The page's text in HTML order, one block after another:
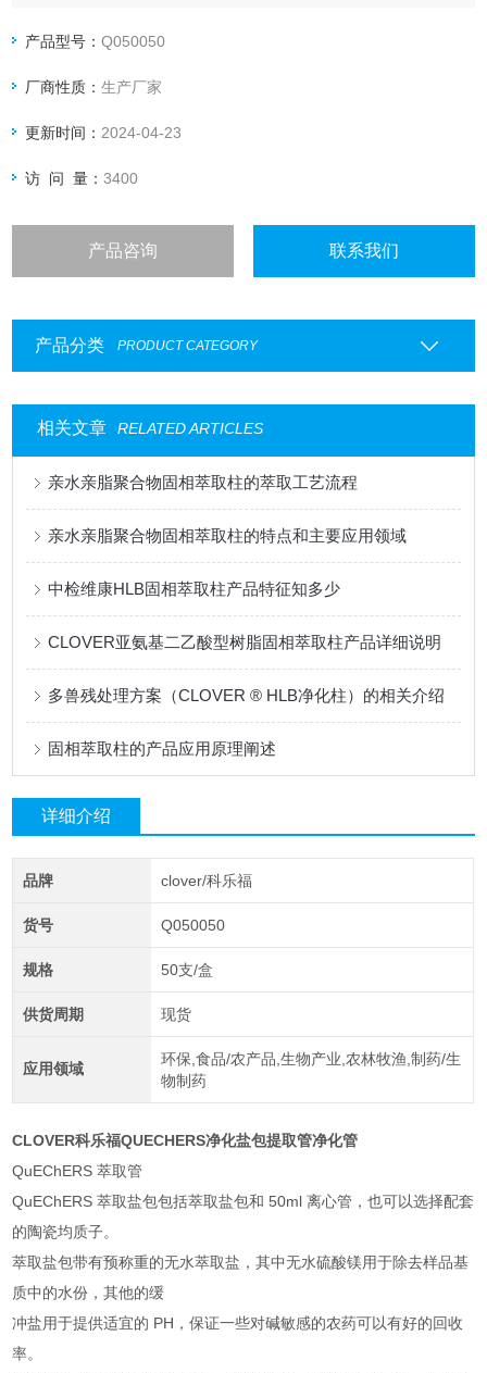
全自动化生产，避免人工称量误差。
产品型号：Q050050
厂商性质：生产厂家
更新时间： 2024-04-23
访 问 量：3400
产品咨询 联系我们
产品分类 PRODUCT CATEGORY
相关文章 RELATED ARTICLES
亲水亲脂聚合物固相萃取柱的萃取工艺流程
亲水亲脂聚合物固相萃取柱的特点和主要应用领域
中检维康HLB固相萃取柱产品特征知多少
CLOVER亚氨基二乙酸型树脂固相萃取柱产品详细说明
多兽残处理方案（CLOVER ® HLB净化柱）的相关介绍
固相萃取柱的产品应用原理阐述
详细介绍
品牌 clover/科乐福
货号 Q050050
规格 50支/盒
供货周期 现货
应用领域
环保,食品/农产品,生物产业,农林牧渔,制药/生
物制药
CLOVER科乐福QUECHERS净化盐包提取管净化管
QuEChERS萃取管
QuEChERS萃取盐包包括萃取盐包和50ml离心管，也可以选择配套
的陶瓷均质子。
萃取盐包带有预称重的无水萃取盐，其中无水硫酸镁用于除去样品基
质中的水份，其他的缓
冲盐用于提供适宜的 PH ，保证一些对碱敏感的农药可以有好的回收
率。